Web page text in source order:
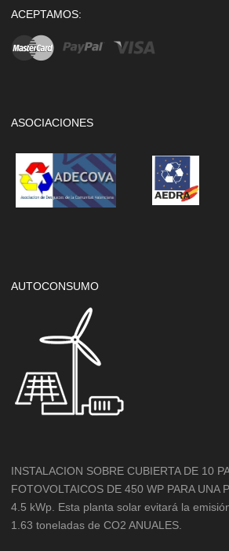
ACEPTAMOS:
ASOCIACIONES
AUTOCONSUMO
INSTALACION SOBRE CUBIERTA DE 10
FOTOVOLTAICOS DE 450 WP PARA UNA
4.5 kWp. Esta planta solar evitará la
1.63 toneladas de CO2 ANUALES.